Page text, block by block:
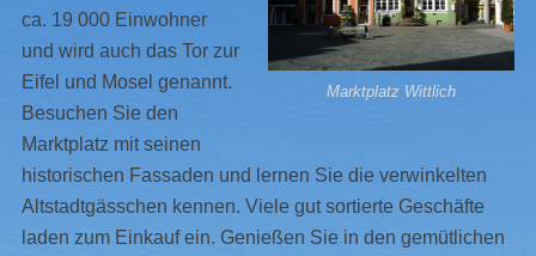
Marktplatz Wittlich
ca. 19 000 Einwohner
und wird auch das Tor zur
Eifel und Mosel genannt.
Besuchen Sie den
Marktplatz mit seinen
historischen Fassaden und lernen Sie die verwinkelten
Altstadtgässchen kennen. Viele gut sortierte Geschäfte
laden zum Einkauf ein. Genießen Sie in den gemütlichen